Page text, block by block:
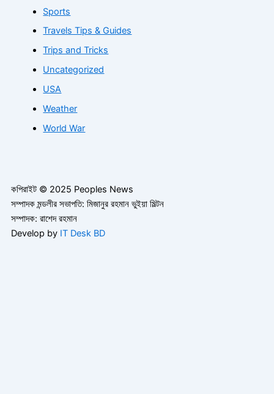
Sports
Travels Tips & Guides
Trips and Tricks
Uncategorized
USA
Weather
World War
কপিরাইট © 2025 Peoples News
সম্পাদক মন্ডলীর সভাপতি: মিজানুর রহমান ভুইয়া মিল্টন
সম্পাদক: রাশেদ রহমান
Develop by IT Desk BD